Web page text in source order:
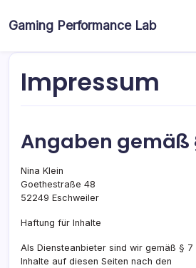
Gaming Performance Lab
Impressum
Angaben gemäß
Nina Klein
Goethestraße 48
52249 Eschweiler
Haftung für Inhalte
Als Diensteanbieter sind wir gemäß § 7
Inhalte auf diesen Seiten nach den